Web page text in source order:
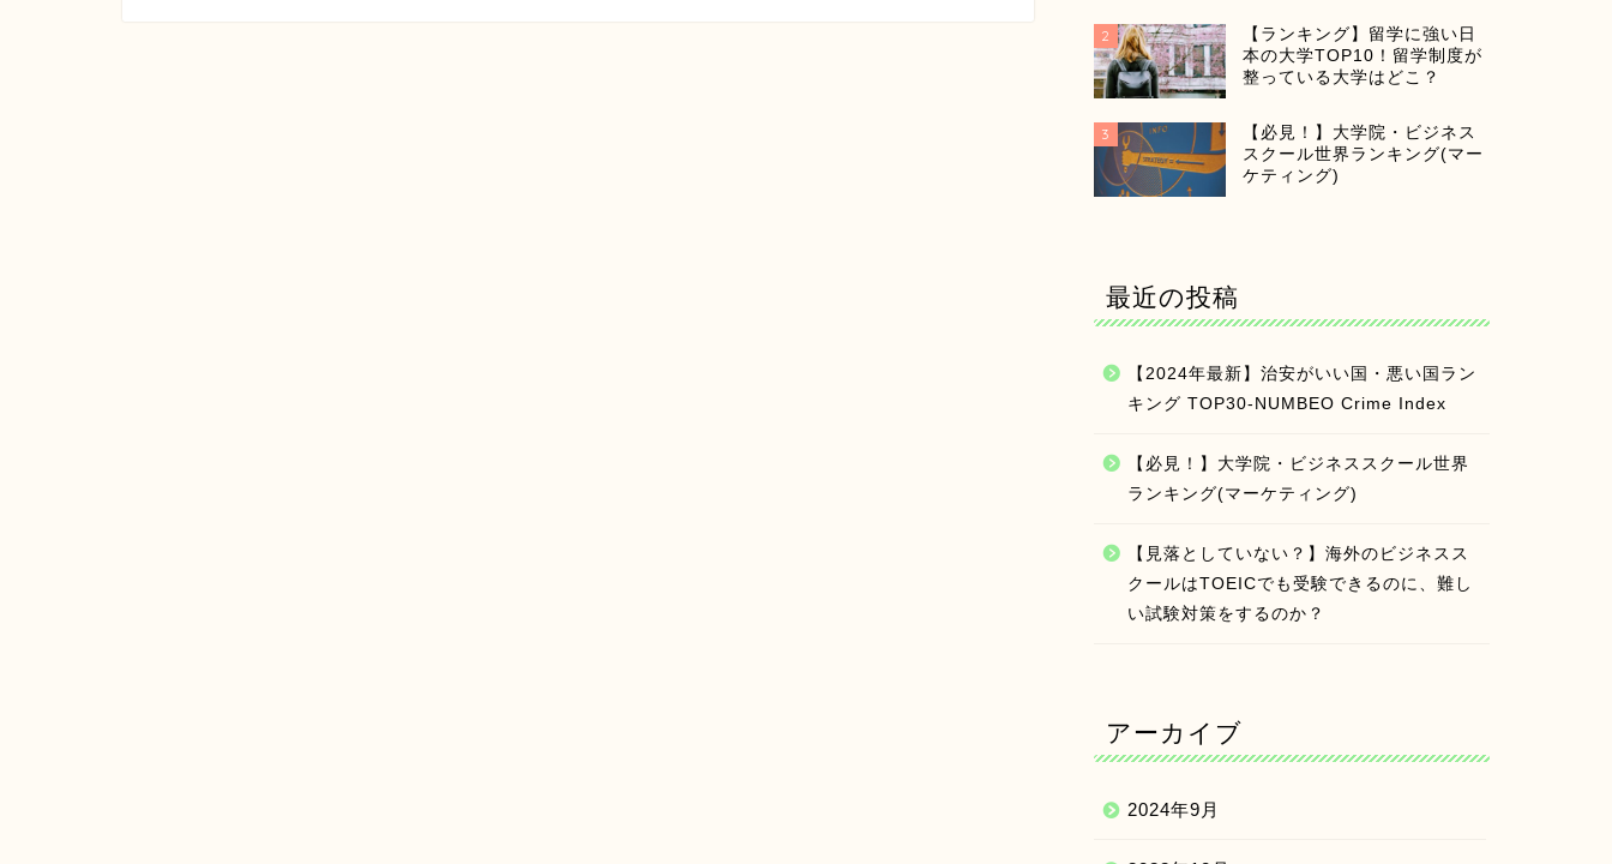
2
【ランキング】留学に強い日
本の大学TOP10！留学制度が
整っている大学はどこ？
3
【必見！】大学院・ビジネス
スクール世界ランキング(マー
ケティング)
最近の投稿
【2024年最新】治安がいい国・悪い国ラン
キング TOP30-NUMBEO Crime Index
【必見！】大学院・ビジネススクール世界
ランキング(マーケティング)
【見落としていない？】海外のビジネスス
クールはTOEICでも受験できるのに、難し
い試験対策をするのか？
アーカイブ
2024年9月